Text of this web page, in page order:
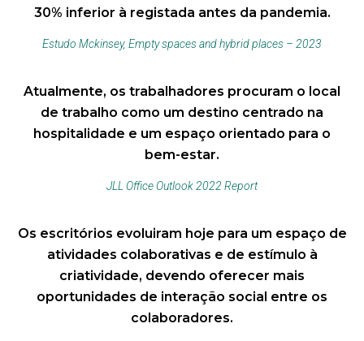
30% inferior à registada antes da pandemia.
Estudo Mckinsey, Empty spaces and hybrid places – 2023
Atualmente, os trabalhadores procuram o local
de trabalho como um destino centrado na
hospitalidade e um espaço orientado para o
bem-estar.
JLL Office Outlook 2022 Report
Os escritórios evoluiram hoje para um espaço de
atividades colaborativas e de estímulo à
criatividade, devendo oferecer mais
oportunidades de interação social entre os
colaboradores.